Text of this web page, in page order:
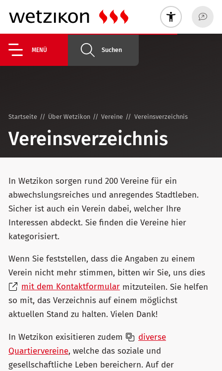
MENÜ Suchen
Startseite Über Wetzikon Vereine Vereinsverzeichnis
Vereinsverzeichnis
In Wetzikon sorgen rund 200 Vereine für ein
abwechslungsreiches und anregendes Stadtleben.
Sicher ist auch ein Verein dabei, welcher Ihre
Interessen abdeckt. Sie finden die Vereine hier
kategorisiert.
Wenn Sie feststellen, dass die Angaben zu einem
Verein nicht mehr stimmen, bitten wir Sie, uns dies
mit dem Kontaktformular mitzuteilen. Sie helfen
so mit, das Verzeichnis auf einem möglichst
aktuellen Stand zu halten. Vielen Dank!
In Wetzikon exisitieren zudem
diverse
Quartiervereine, welche das soziale und
gesellschaftliche Leben bereichern. Auf der